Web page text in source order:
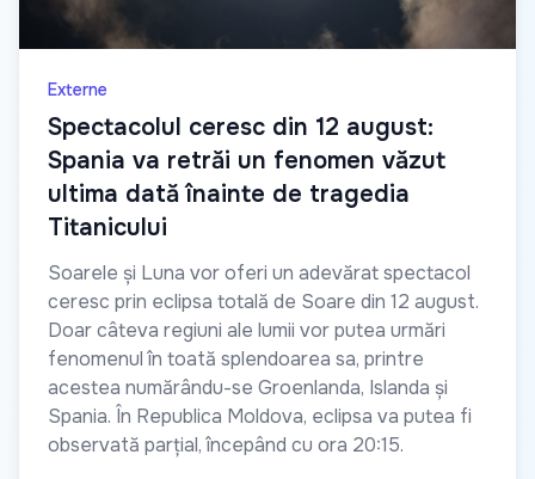
Externe
Spectacolul ceresc din 12 august:
Spania va retrăi un fenomen văzut
ultima dată înainte de tragedia
Titanicului
Soarele și Luna vor oferi un adevărat spectacol
ceresc prin eclipsa totală de Soare din 12 august.
Doar câteva regiuni ale lumii vor putea urmări
fenomenul în toată splendoarea sa, printre
acestea numărându-se Groenlanda, Islanda și
Spania. În Republica Moldova, eclipsa va putea fi
observată parțial, începând cu ora 20:15.